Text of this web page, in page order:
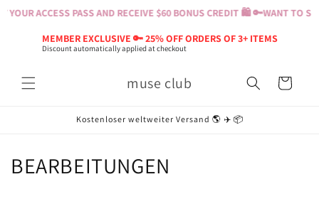
YOUR ACCESS PASS AND RECEIVE $60 BONUS CREDIT 🛍️ 🔑WANT TO
MEMBER EXCLUSIVE 🔑 25% OFF ORDERS OF 3+ ITEMS
Discount automatically applied at checkout
zum
muse club Warenkorb
Kostenloser weltweiter Versand 🌎 ✈️ 📦
K
BEARBEITUNGEN